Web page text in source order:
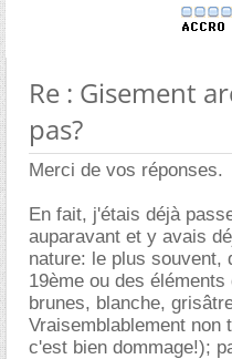
Re : Gisement
pas?
Merci de vos réponses.
En fait, j'étais déjà
auparavant et y avais
nature: le plus souvent,
19ème ou des
brunes, blanche,
Vraisemblablement non
c'est bien dommage!);